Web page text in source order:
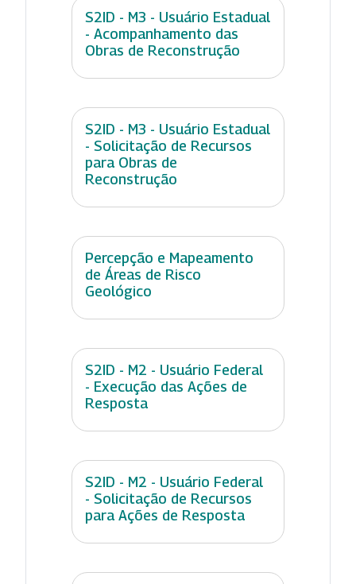
S2ID - M3 - Usuário Estadual
- Acompanhamento das
Obras de Reconstrução
S2ID - M3 - Usuário Estadual
- Solicitação de Recursos
para Obras de
Reconstrução
Percepção e Mapeamento
de Áreas de Risco
Geológico
S2ID - M2 - Usuário Federal
- Execução das Ações de
Resposta
S2ID - M2 - Usuário Federal
- Solicitação de Recursos
para Ações de Resposta